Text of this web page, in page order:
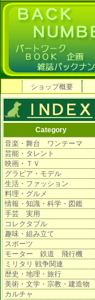
ショップ概要
Category
音楽・舞台 ワンテーマ
芸能・タレント
映画・ＴＶ
グラビア・モデル
生活・ファッション
料理・グルメ
情報・知識・科学・図鑑
手芸 実用
コレクタブル
趣味・組み立て
スポーツ
モーター 鉄道 飛行機
ミリタリ 戦争関連
歴史・地理・旅行
美術・文学・宗教・建造物
カルチャ